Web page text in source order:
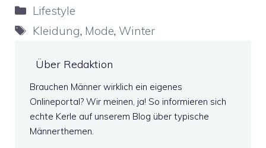
Kategorien
Lifestyle
Schlagwörter
Kleidung, Mode, Winter
Über Redaktion
Brauchen Männer wirklich ein eigenes
Onlineportal? Wir meinen, ja! So informieren sich
echte Kerle auf unserem Blog über typische
Männerthemen.